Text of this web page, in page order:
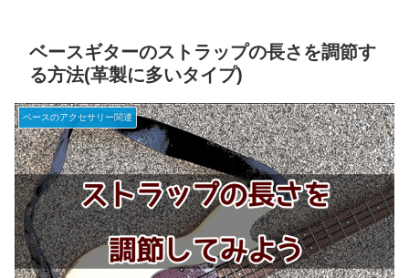
ベースギターのストラップの長さを調節す
る方法(革製に多いタイプ)
ベースのアクセサリー関連